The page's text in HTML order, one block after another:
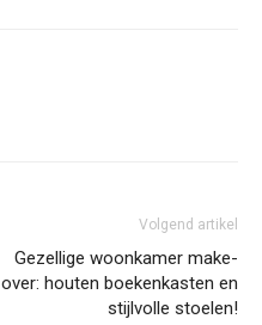
Volgend artikel
Gezellige woonkamer make-
over: houten boekenkasten en
stijlvolle stoelen!